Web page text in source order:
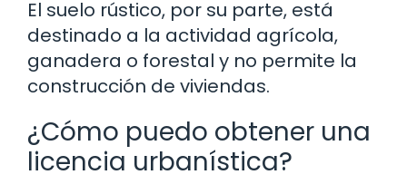
El suelo rústico, por su parte, está
destinado a la actividad agrícola,
ganadera o forestal y no permite la
construcción de viviendas.
¿Cómo puedo obtener una
licencia urbanística?